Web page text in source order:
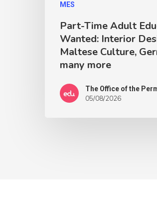
MES
Part-Time Adult
Wanted: Interior
Maltese Culture,
many more
The Office of the
05/08/2026